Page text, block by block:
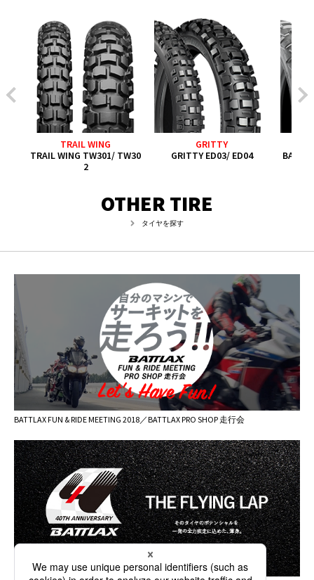
OTHER TIRE
タイヤを探す
TRAIL WING
TRAIL WING TW301/ TW30
2
GRITTY
GRITTY ED03/ ED04
BATTLAX FUN & RIDE MEETING 2018／BATTLAX PRO SHOP 走行会